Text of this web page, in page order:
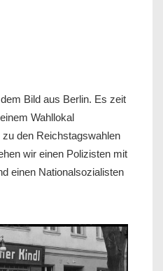
Bild aus Berlin. Es zeit
Wahllokal
den Reichstagswahlen
wir einen Polizisten mit
einen Nationalsozialisten